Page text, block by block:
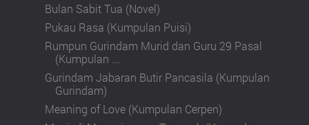
Bulan Sabit Tua (Novel)
Pukau Rasa (Kumpulan Puisi)
Rumpun Gurindam Murid dan Guru 29 Pasal
(Kumpulan ...
Gurindam Jabaran Butir Pancasila (Kumpulan
Gurindam)
Meaning of Love (Kumpulan Cerpen)